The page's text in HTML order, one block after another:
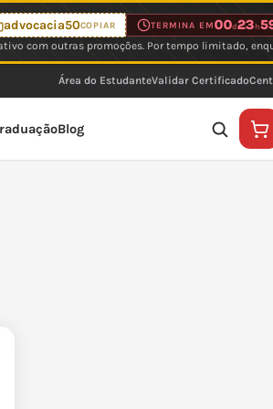
advocacia50COPIAR TERMINA EM00d23 h
com outras promoções. Por tempo limitado,
Área do EstudanteValidar Certificado
Blog